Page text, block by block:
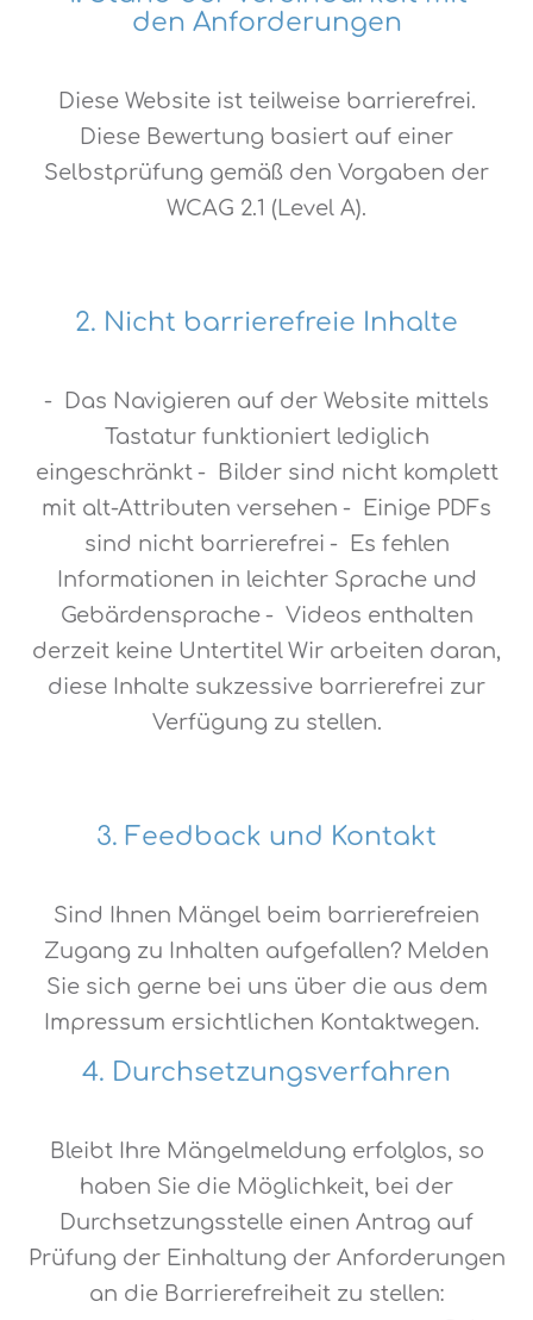
den Anforderungen
Diese Website ist teilweise barrierefrei.
Diese Bewertung basiert auf einer
Selbstprüfung gemäß den Vorgaben der
WCAG 2.1 (Level A).
2. Nicht barrierefreie Inhalte
- Das Navigieren auf der Website mittels
Tastatur funktioniert lediglich
eingeschränkt - Bilder sind nicht komplett
mit alt-Attributen versehen - Einige PDFs
sind nicht barrierefrei - Es fehlen
Informationen in leichter Sprache und
Gebärdensprache - Videos enthalten
derzeit keine Untertitel Wir arbeiten daran,
diese Inhalte sukzessive barrierefrei zur
Verfügung zu stellen.
3. Feedback und Kontakt
Sind Ihnen Mängel beim barrierefreien
Zugang zu Inhalten aufgefallen? Melden
Sie sich gerne bei uns über die aus dem
Impressum ersichtlichen Kontaktwegen.
4. Durchsetzungsverfahren
Bleibt Ihre Mängelmeldung erfolglos, so
haben Sie die Möglichkeit, bei der
Durchsetzungsstelle einen Antrag auf
Prüfung der Einhaltung der Anforderungen
an die Barrierefreiheit zu stellen: